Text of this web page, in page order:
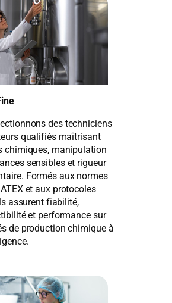
des techniciens
qualifiés maîtrisant
chimiques, manipulation
sensibles et rigueur
Formés aux normes
et aux protocoles
assurent fiabilité,
et performance sur
de production chimique à